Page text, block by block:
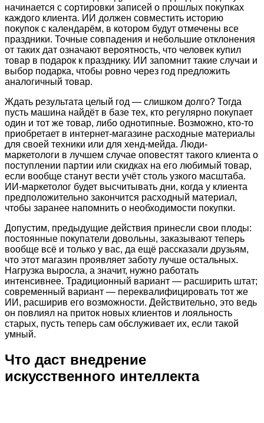
начинается с сортировки записей о прошлых покупках
каждого клиента. ИИ должен совместить историю
покупок с календарём, в котором будут отмечены все
праздники. Точные совпадения и небольшие отклонения
от таких дат означают вероятность, что человек купил
товар в подарок к празднику. ИИ запомнит такие случаи и
выбор подарка, чтобы ровно через год предложить
аналогичный товар.
Ждать результата целый год — слишком долго? Тогда
пусть машина найдёт в базе тех, кто регулярно покупает
один и тот же товар, либо однотипные. Возможно, кто-то
приобретает в интернет-магазине расходные материалы
для своей техники или для хенд-мейда. Люди-
маркетологи в лучшем случае оповестят такого клиента о
поступлении партии или скидках на его любимый товар,
если вообще станут вести учёт столь узкого масштаба.
ИИ-маркетолог будет высчитывать дни, когда у клиента
предположительно закончится расходный материал,
чтобы заранее напомнить о необходимости покупки.
Допустим, предыдущие действия принесли свои плоды:
постоянные покупатели довольны, заказывают теперь
вообще всё и только у вас, да ещё рассказали друзьям,
что этот магазин проявляет заботу лучше остальных.
Нагрузка выросла, а значит, нужно работать
интенсивнее. Традиционный вариант — расширить штат;
современный вариант — переквалифицировать тот же
ИИ, расширив его возможности. Действительно, это ведь
он повлиял на приток новых клиентов и лояльность
старых, пусть теперь сам обслуживает их, если такой
умный.
Что даст внедрение
искусственного интеллекта